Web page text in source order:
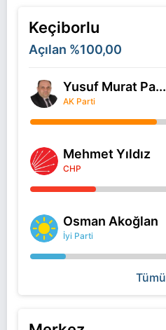
Keçiborlu
Açılan %100,00
Yusuf Murat Pa...
AK Parti
Mehmet Yıldız
CHP
Osman Akoğlan
İyi Parti
Tümü